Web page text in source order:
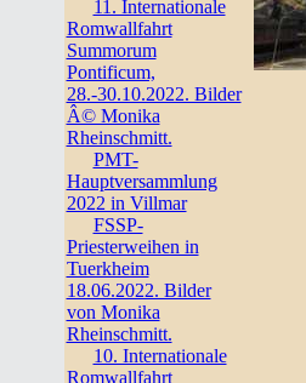
11. Internationale
Romwallfahrt
Summorum
Pontificum,
28.-30.10.2022. Bilder
Â© Monika
Rheinschmitt.
PMT-
Hauptversammlung
2022 in Villmar
FSSP-
Priesterweihen in
Tuerkheim
18.06.2022. Bilder
von Monika
Rheinschmitt.
10. Internationale
Romwallfahrt